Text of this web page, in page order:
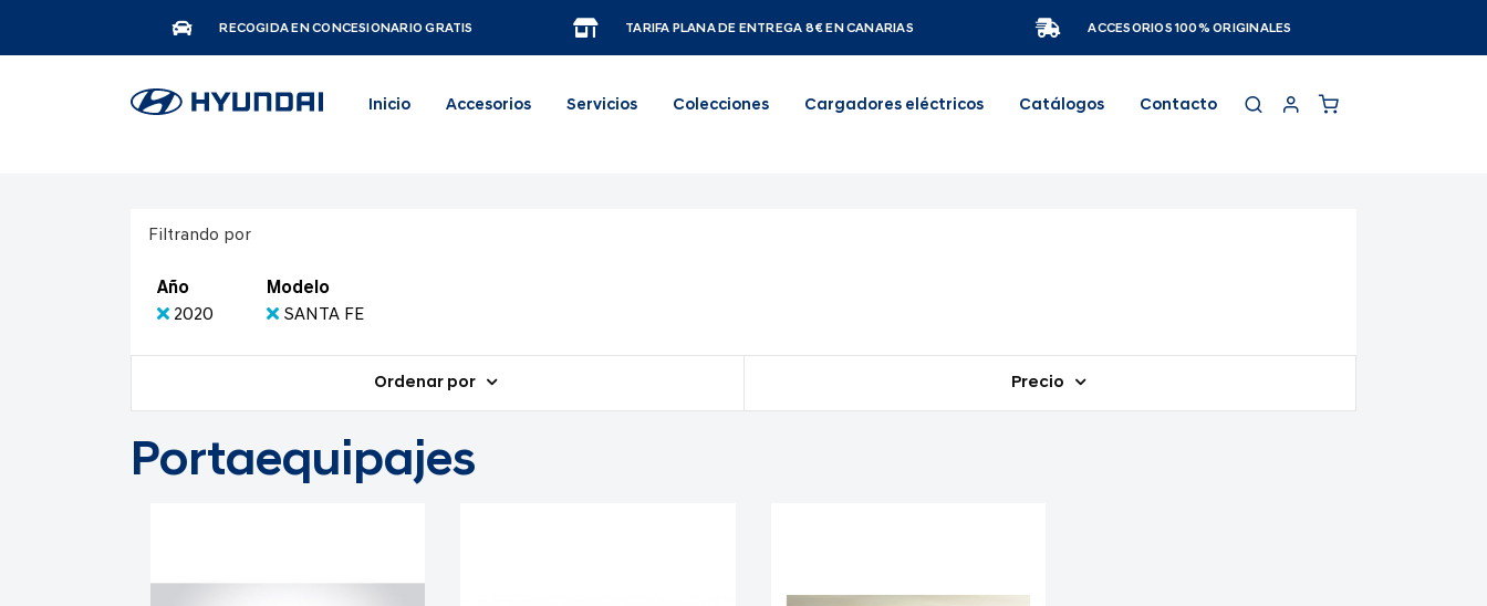
RECOGIDA EN CONCESIONARIO GRATIS TARIFA PLANA DE ENTREGA 8€ EN CANARIAS ACCESORIOS 100% ORIGINALES
Inicio Accesorios Servicios Colecciones Cargadores eléctricos Catálogos Contacto
Filtrando por
Año
2020
Modelo
SANTA FE
Ordenar por Precio
Portaequipajes